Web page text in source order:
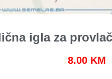
igla za
8.00 KM